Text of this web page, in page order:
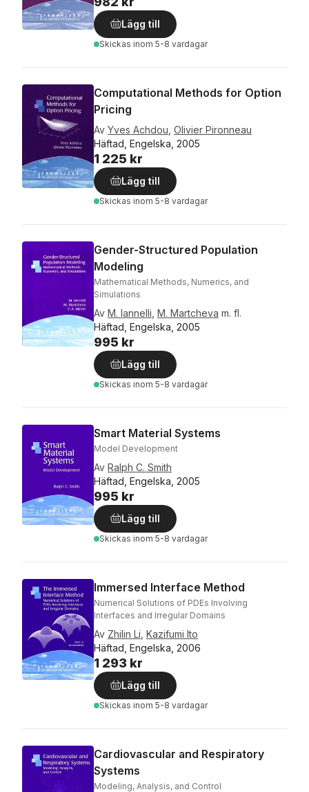
Lägg till
Skickas inom 5-8 vardagar
Computational Methods for Option
Pricing
Av Yves Achdou Olivier Pironneau
Häftad, Engelska, 2005
1 225 kr
Lägg till
Skickas inom 5-8 vardagar
Gender-Structured Population
Modeling
Mathematical Methods, Numerics, and
Simulations
Av M. Iannelli M. Martcheva m. fl.
Häftad, Engelska, 2005
995 kr
Lägg till
Skickas inom 5-8 vardagar
Smart Material Systems
Model Development
Av Ralph C. Smith
Häftad, Engelska, 2005
995 kr
Lägg till
Skickas inom 5-8 vardagar
Immersed Interface Method
Numerical Solutions of PDEs Involving
Interfaces and Irregular Domains
Av Zhilin Li Kazifumi Ito
Häftad, Engelska, 2006
1 293 kr
Lägg till
Skickas inom 5-8 vardagar
Cardiovascular and Respiratory
Systems
Modeling, Analysis, and Control